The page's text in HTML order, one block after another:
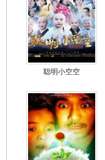
聪明小空空